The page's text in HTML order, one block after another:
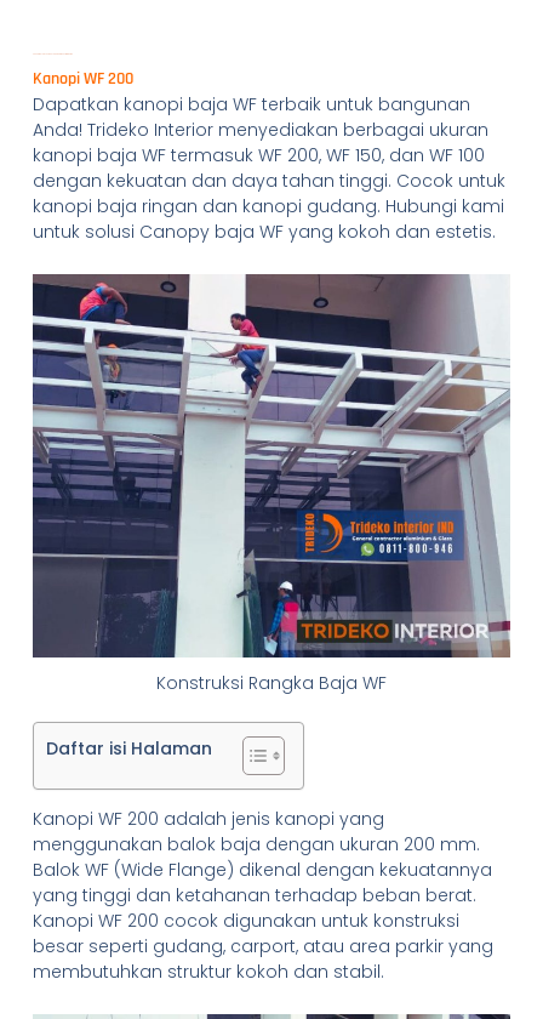
Kanopi WF 200
Dapatkan kanopi baja WF terbaik untuk bangunan
Anda! Trideko Interior menyediakan berbagai ukuran
kanopi baja WF termasuk WF 200, WF 150, dan WF 100
dengan kekuatan dan daya tahan tinggi. Cocok untuk
kanopi baja ringan dan kanopi gudang. Hubungi kami
untuk solusi Canopy baja WF yang kokoh dan estetis.
Konstruksi Rangka Baja WF
Daftar isi Halaman
Kanopi WF 200 adalah jenis kanopi yang
menggunakan balok baja dengan ukuran 200 mm.
Balok WF (Wide Flange) dikenal dengan kekuatannya
yang tinggi dan ketahanan terhadap beban berat.
Kanopi WF 200 cocok digunakan untuk konstruksi
besar seperti gudang, carport, atau area parkir yang
membutuhkan struktur kokoh dan stabil.